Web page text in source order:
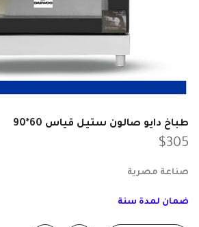
طباخ دايو صالون ستيل قياس 60*90
$305
صناعة مصرية
ضمان لمدة سنة